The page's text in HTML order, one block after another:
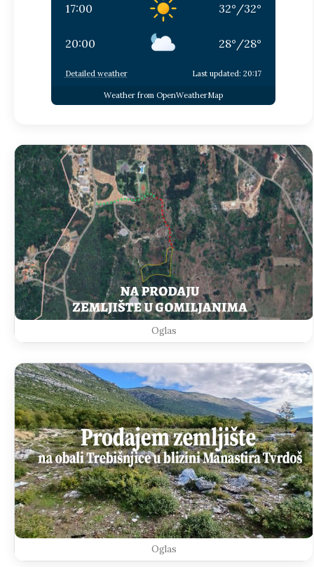
17:00 32° /32°
20:00 28° /28°
Detailed weather Last updated: 20:17
Weather from OpenWeatherMap
Oglas
Oglas